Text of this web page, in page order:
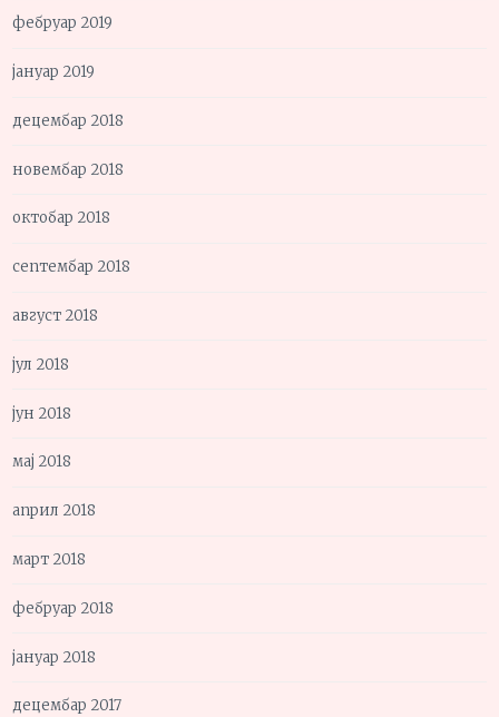
фебруар 2019
јануар 2019
децембар 2018
новембар 2018
октобар 2018
септембар 2018
август 2018
јул 2018
јун 2018
мај 2018
април 2018
март 2018
фебруар 2018
јануар 2018
децембар 2017